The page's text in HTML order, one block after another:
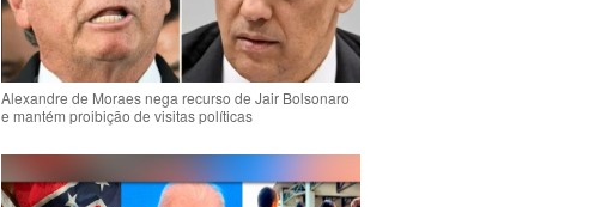
Alexandre de Moraes nega recurso de Jair Bolsonaro
e mantém proibição de visitas políticas